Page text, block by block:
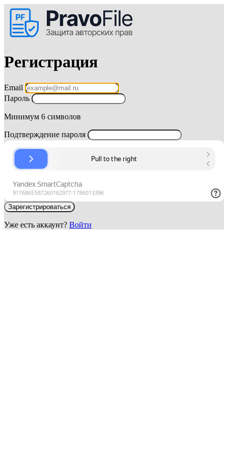
Регистрация
Email
Пароль
Минимум 6 символов
Подтверждение пароля
Уже есть аккаунт? Войти